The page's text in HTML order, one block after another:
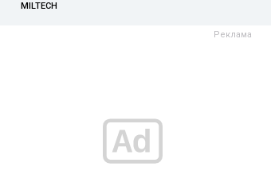
MILTECH